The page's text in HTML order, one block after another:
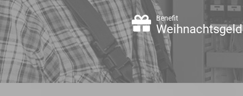
Benefit
Weihnachtsgeld